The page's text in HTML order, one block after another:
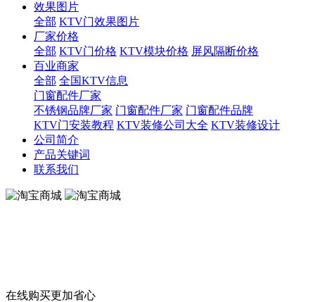
效果图片
全部 KTV门效果图片
厂家价格
全部 KTV门价格 KTV模块价格 屏风隔断价格
百业商家
全部 全国KTV信息
门窗配件厂家
不锈钢品牌厂家 门窗配件厂家 门窗配件品牌
KTV门安装教程 KTV装修公司大全 KTV装修设计
公司简介
产品关键词
联系我们
在线购买更加省心